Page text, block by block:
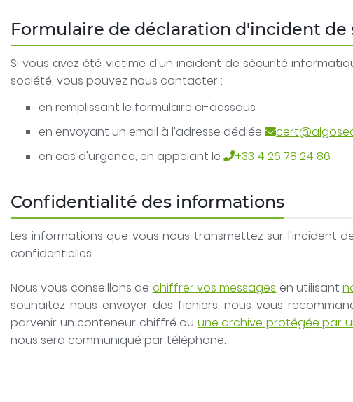
Formulaire de déclaration d'incident de
Si vous avez été victime d'un incident de sécurité
société, vous pouvez nous contacter :
en remplissant le formulaire ci-dessous
en envoyant un email à l'adresse dédiée
en cas d'urgence, en appelant le
+33 4 26 78 24 86
Confidentialité des informations
Les informations que vous nous transmettez sur l'incident
confidentielles.
Nous vous conseillons de chiffrer vos messages en utilisant
souhaitez nous envoyer des fichiers, nous vous
parvenir un conteneur chiffré ou une archive protégée par
nous sera communiqué par téléphone.